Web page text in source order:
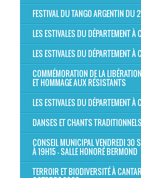
FESTIVAL DU TANGO ARGENTIN DU
LES ESTIVALES DU DÉPARTEMENT À
LES ESTIVALES DU DÉPARTEMENT À
COMMÉMORATION DE LA
ET HOMMAGE AUX RÉSISTANTS
LES ESTIVALES DU DÉPARTEMENT À
DANSES ET CHANTS
CONSEIL MUNICIPAL VENDREDI 30
À 19H15 - SALLE HONORÉ BERMOND
TERROIR ET BIODIVERSITÉ À